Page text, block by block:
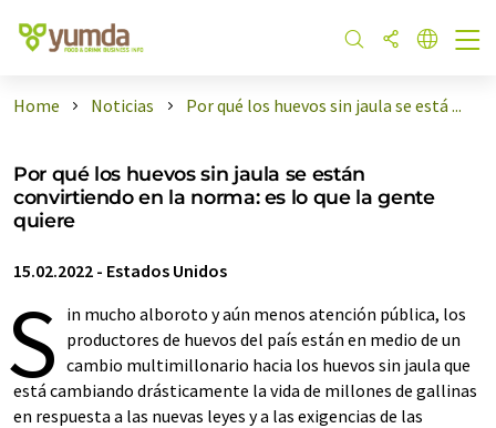
Home Noticias Por qué los huevos sin jaula se está ...
Por qué los huevos sin jaula se están
convirtiendo en la norma: es lo que la gente
quiere
15.02.2022 - Estados Unidos
S in mucho alboroto y aún menos atención pública, los
productores de huevos del país están en medio de un
cambio multimillonario hacia los huevos sin jaula que
está cambiando drásticamente la vida de millones de gallinas
en respuesta a las nuevas leyes y a las exigencias de las